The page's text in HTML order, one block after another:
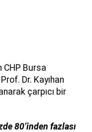
CHP Bursa
Dr. Kayıhan
çarpıcı bir
80’inden fazlası